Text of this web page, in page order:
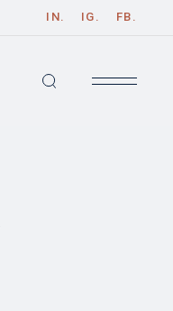
IN. IG. FB.